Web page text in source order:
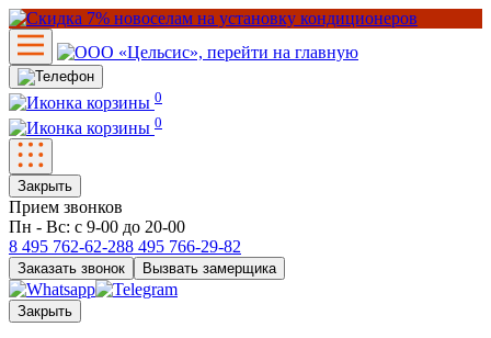
0
0
Закрыть
Прием звонков
Пн - Вс: с 9-00 до 20-00
8 495 762-62-288 495 766-29-82
Заказать звонок Вызвать замерщика
Закрыть